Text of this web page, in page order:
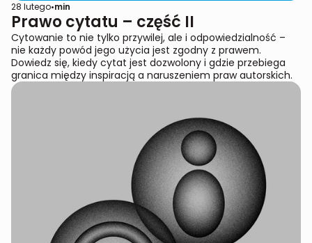
28 lutego•min
Prawo cytatu – część II
Cytowanie to nie tylko przywilej, ale i odpowiedzialność –
nie każdy powód jego użycia jest zgodny z prawem.
Dowiedz się, kiedy cytat jest dozwolony i gdzie przebiega
granica między inspiracją a naruszeniem praw autorskich.